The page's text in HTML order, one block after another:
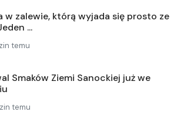
w zalewie, którą wyjada się prosto ze
...
temu
Smaków Ziemi Sanockiej już we
temu